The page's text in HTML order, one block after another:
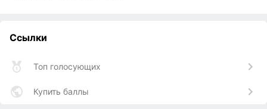
Ссылки
Топ голосующих
Купить баллы